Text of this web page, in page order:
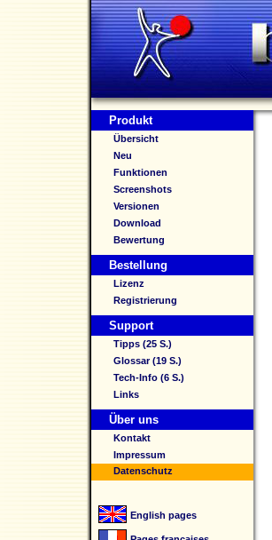
Produkt
Übersicht
Neu
Funktionen
Screenshots
Versionen
Download
Bewertung
Bestellung
Lizenz
Registrierung
Support
Tipps (25 S.)
Glossar (19 S.)
Tech-Info (6 S.)
Links
Über uns
Kontakt
Impressum
Datenschutz
English pages